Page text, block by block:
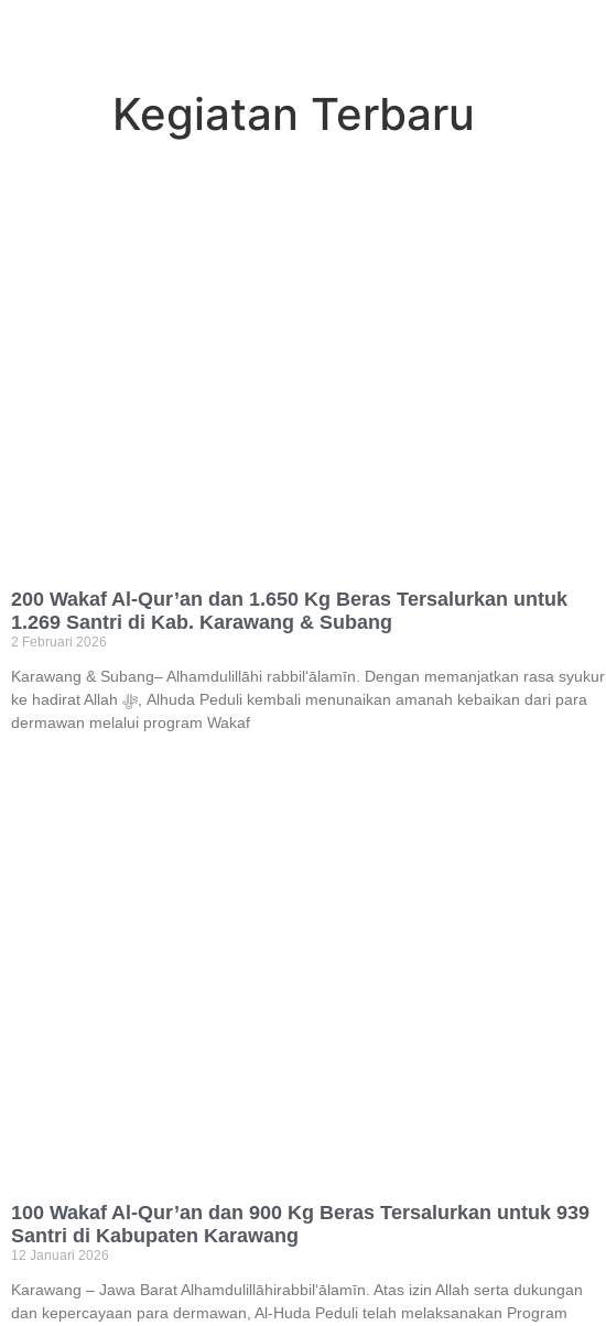
Kegiatan Terbaru
200 Wakaf Al-Qur’an dan 1.650 Kg Beras Tersalurkan untuk
1.269 Santri di Kab. Karawang & Subang
2 Februari 2026
Karawang & Subang– Alhamdulillāhi rabbil‘ālamīn. Dengan memanjatkan rasa syukur
ke hadirat Allah ﷻ, Alhuda Peduli kembali menunaikan amanah kebaikan dari para
dermawan melalui program Wakaf
100 Wakaf Al-Qur’an dan 900 Kg Beras Tersalurkan untuk 939
Santri di Kabupaten Karawang
12 Januari 2026
Karawang – Jawa Barat Alhamdulillāhirabbil‘ālamīn. Atas izin Allah serta dukungan
dan kepercayaan para dermawan, Al-Huda Peduli telah melaksanakan Program